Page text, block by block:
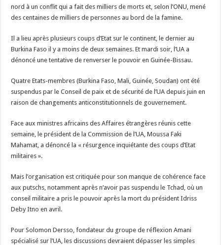
nord à un conflit qui a fait des milliers de morts et, selon l’ONU, mené
des centaines de milliers de personnes au bord de la famine.
Il a lieu après plusieurs coups d’Etat sur le continent, le dernier au
Burkina Faso il y a moins de deux semaines. Et mardi soir, l’UA a
dénoncé une tentative de renverser le pouvoir en Guinée-Bissau.
Quatre Etats-membres (Burkina Faso, Mali, Guinée, Soudan) ont été
suspendus par le Conseil de paix et de sécurité de l’UA depuis juin en
raison de changements anticonstitutionnels de gouvernement.
Face aux ministres africains des Affaires étrangères réunis cette
semaine, le président de la Commission de l’UA, Moussa Faki
Mahamat, a dénoncé la « résurgence inquiétante des coups d’Etat
militaires ».
Mais l’organisation est critiquée pour son manque de cohérence face
aux putschs, notamment après n’avoir pas suspendu le Tchad, où un
conseil militaire a pris le pouvoir après la mort du président Idriss
Deby Itno en avril.
Pour Solomon Dersso, fondateur du groupe de réflexion Amani
spécialisé sur l’UA, les discussions devraient dépasser les simples